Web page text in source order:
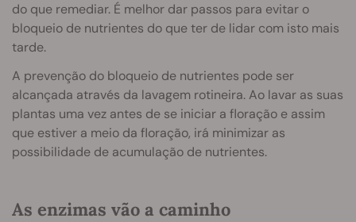
do que remediar. É melhor dar passos para evitar o
bloqueio de nutrientes do que ter de lidar com isto mais
tarde.
A prevenção do bloqueio de nutrientes pode ser
alcançada através da lavagem rotineira. Ao lavar as suas
plantas uma vez antes de se iniciar a floração e assim
que estiver a meio da floração, irá minimizar as
possibilidade de acumulação de nutrientes.
As enzimas vão a caminho